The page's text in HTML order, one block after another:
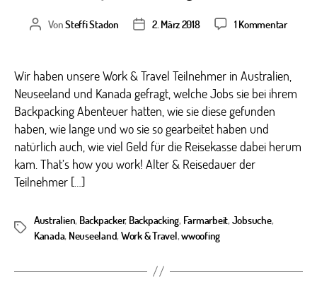
Beitragsautor
VonSteffi Stadon Veröffentlichungsdatum
2. März 2018 1 Kommentarzu
Wir haben unsere Work & Travel Teilnehmer in Australien,
Neuseeland und Kanada gefragt, welche Jobs sie bei ihrem
Backpacking Abenteuer hatten, wie sie diese gefunden
haben, wie lange und wo sie so gearbeitet haben und
natürlich auch, wie viel Geld für die Reisekasse dabei herum
kam. That’s how you work! Alter & Reisedauer der
Teilnehmer […]
Schlagwörter
Australien, Backpacker, Backpacking, Farmarbeit, Jobsuche,
Kanada, Neuseeland, Work & Travel,wwoofing